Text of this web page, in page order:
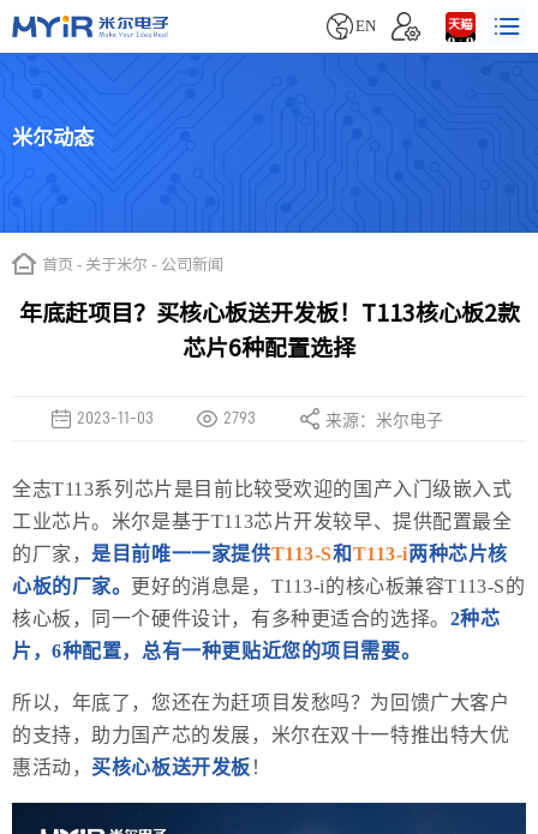

EN 
米尔动态
首页 - 关于米尔 - 公司新闻
年底赶项目？买核心板送开发板！T113核心板2款
芯片6种配置选择
2023-11-03 2793 来源：米尔电子
全志T113系列芯片是目前比较受欢迎的国产入门级嵌入式
工业芯片。米尔是基于T113芯片开发较早、提供配置最全
的厂家， 是 目前 唯一一家提供T113-S和T113-i两种芯片核
心板的厂家。 更好的消息是，T113-i的核心板兼容T113-S的
核心板，同一个硬件设计，有多种更适合的选择。 2种芯
片，6种配置，总有一种更贴近您的项目需要。
所以，年底了，您还在为赶项目发愁吗？为回馈广大客户
的支持，助力国产芯的发展，米尔在双十一特推出特大优
惠活动， 买核心板送开发板 ！